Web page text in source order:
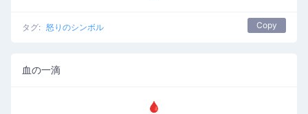
タグ: 怒りのシンボル Copy
血の一滴
🩸